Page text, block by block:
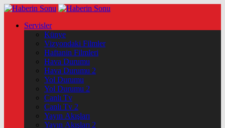
Servisler
Künye
Vizyondaki Filmler
Haftanin Filmleri
Hava Durumu
Hava Durumu 2
Yol Durumu
Yol Durumu 2
Canlı Tv
Canlı Tv 2
Yayın Akışları
Yayın Akışları 2